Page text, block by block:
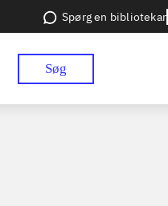
Spørg en bibliotekar
Søg